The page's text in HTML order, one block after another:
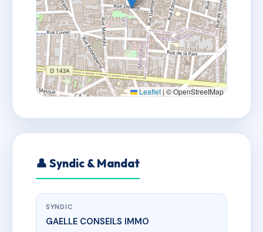
Leaflet | © OpenStreetMap
👤 Syndic & Mandat
SYNDIC
GAELLE CONSEILS IMMO